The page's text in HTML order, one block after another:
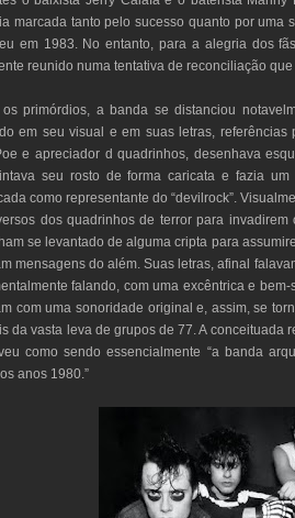
marcada tanto pelo sucesso quanto por uma
em 1983. No entanto, para a alegria dos
reunido numa tentativa de reconciliação
os primórdios, a banda se distanciou
em seu visual e em suas letras,
e apreciador d quadrinhos, desenhava
seu rosto de forma caricata e fazia
como representante do “devilrock”.
dos quadrinhos de terror para
se levantado de alguma cripta para
mensagens do além. Suas letras, afinal
falando, com uma excêntrica e
com uma sonoridade original e, assim, se
da vasta leva de grupos de 77. A conceituada
como sendo essencialmente “a banda
anos 1980.”